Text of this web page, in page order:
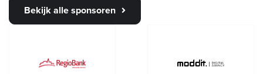
Bekijk alle sponsoren